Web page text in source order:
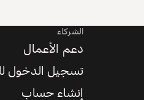
الشركاء
دعم الأعمال
تسجيل الدخول
إنشاء حساب